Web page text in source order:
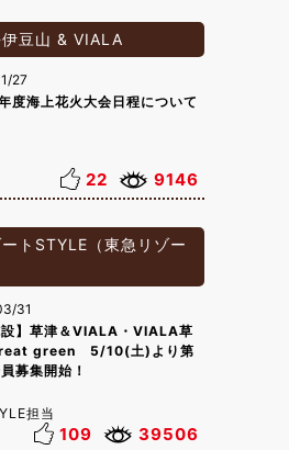
豆山 & VIALA
27
度海上花火大会日程について
22 9146
ートSTYLE（東急リゾー
31
設】草津＆VIALA・VIALA草
green 5/10(土)より第
募集開始！
担当
109 39506